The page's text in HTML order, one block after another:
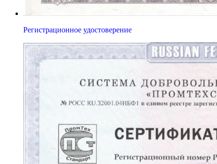
Регистрационное удостоверение